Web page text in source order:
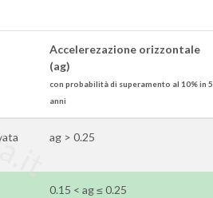
Accelerezazione orizzontale
(ag)
con probabilità di superamento al 10% in
anni
ag > 0.25
0.15 < ag ≤ 0.25